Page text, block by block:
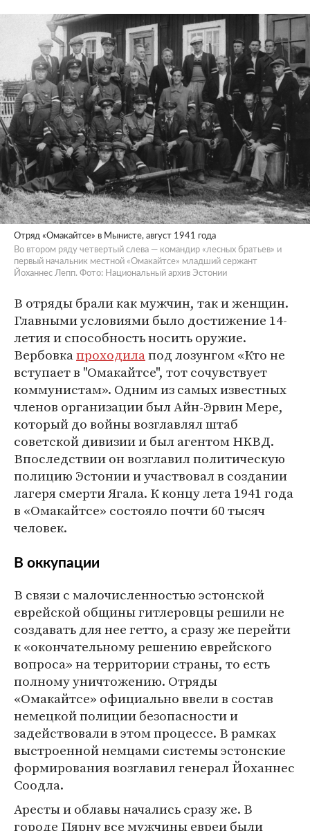
​Отряд «Омакайтсе» в Мынисте, август 1941 года
Во втором ряду четвертый слева — командир «лесных братьев» и
первый начальник местной «Омакайтсе» младший сержант
Йоханнес Лепп. Фото: Национальный архив Эстонии
В отряды брали как мужчин, так и женщин.
Главными условиями было достижение 14-
летия и способность носить оружие.
Вербовкапроходилапод лозунгом «Кто не
вступает в "Омакайтсе", тот сочувствует
коммунистам». Одним из самых известных
членов организации был Айн-Эрвин Мере,
который до войны возглавлял штаб
советской дивизии и был агентом НКВД.
Впоследствии он возглавил политическую
полицию Эстонии и участвовал в создании
лагеря смерти Ягала. К концу лета 1941 года
в «Омакайтсе» состояло почти 60 тысяч
человек.
В оккупации
В связи с малочисленностью эстонской
еврейской общины гитлеровцы решили не
создавать для нее гетто, а сразу же перейти
к «окончательному решению еврейского
вопроса» на территории страны, то есть
полному уничтожению. Отряды
«Омакайтсе» официально ввели в состав
немецкой полиции безопасности и
задействовали в этом процессе. В рамках
выстроенной немцами системы эстонские
формирования возглавил генерал Йоханнес
Соодла.
Аресты и облавы начались сразу же. В
городе Пярну все мужчины евреи были